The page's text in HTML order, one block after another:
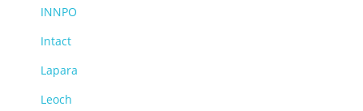
INNPO
Intact
Lapara
Leoch